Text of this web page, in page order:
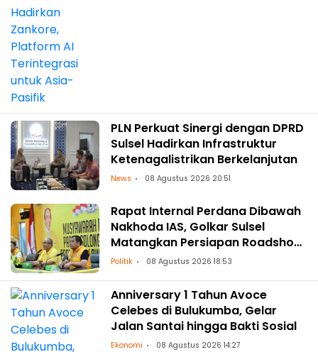
PLN Perkuat Sinergi dengan DPRD
Sulsel Hadirkan Infrastruktur
Ketenagalistrikan Berkelanjutan
News 08 Agustus 2026 20:51
Rapat Internal Perdana Dibawah
Nakhoda IAS, Golkar Sulsel
Matangkan Persiapan Roadshow
ke Daerah
Politik 08 Agustus 2026 18:53
Anniversary 1 Tahun Avoce
Celebes di Bulukumba, Gelar
Jalan Santai hingga Bakti Sosial
Ekonomi 08 Agustus 2026 14:27